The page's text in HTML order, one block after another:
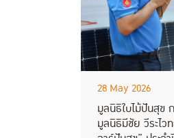
28 May 2026
มูลนิธิใบไม้ปันสุข
มูลนิธิมีชัย วีระไว